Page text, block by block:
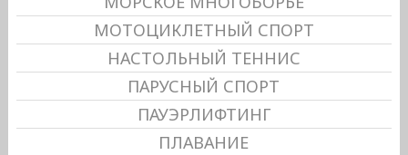
МОТОЦИКЛЕТНЫЙ СПОРТ
НАСТОЛЬНЫЙ ТЕННИС
ПАРУСНЫЙ СПОРТ
ПАУЭРЛИФТИНГ
ПЛАВАНИЕ